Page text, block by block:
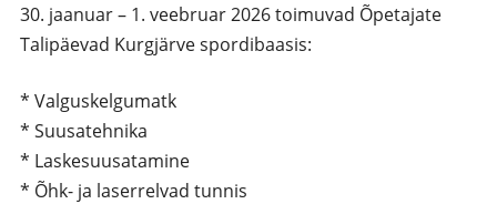
30. jaanuar – 1. veebruar 2026 toimuvad Õpetajate
Talipäevad Kurgjärve spordibaasis:
* Valguskelgumatk
* Suusatehnika
* Laskesuusatamine
* Õhk- ja laserrelvad tunnis